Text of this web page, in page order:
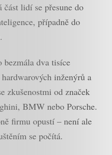
část lidí se přesune do
případně do
dva tisíce
inženýrů a
zkušenostmi od značek
BMW nebo Porsche.
firmu opustí – není ale
se počítá.